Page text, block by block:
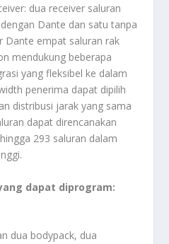
dua receiver saluran
Dante dan satu tanpa
Dante empat saluran rak
mendukung beberapa
yang fleksibel ke dalam
penerima dapat dipilih
distribusi jarak yang sama
dapat direncanakan
293 saluran dalam
dapat diprogram:
dua bodypack, dua